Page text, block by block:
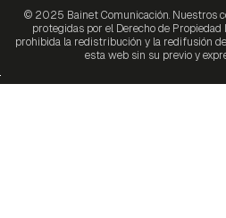
© 2025 Bainet Comunicación. Nuestros
protegidas por el Derecho de
prohibida la redistribución y la redifusión
esta web sin su previo y